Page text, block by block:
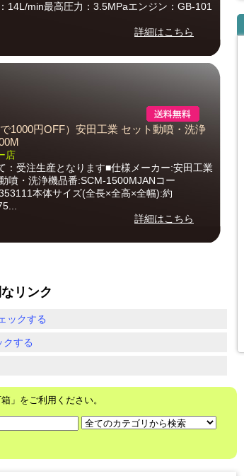
14L/min最高圧力：3.5MPaエンジン：GB-101
詳細はこちら
で1000円OFF）安田工業 セット動噴・洗浄
店
：受注生産となります■仕様メーカー:安田工業
噴・洗浄機品番:SCM-1500MJANコー
本体サイズ(全長×全高×全幅):約
詳細はこちら
リンク
ックする
する
」をご利用ください。